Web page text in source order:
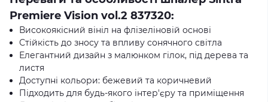
Premiere Vision vol.2 837320:
Високоякісний вініл на флізеліновій основі
Стійкість до зносу та впливу сонячного світла
Елегантний дизайн з малюнком гілок, під дерева та
листя
Доступні кольори: бежевий та коричневий
Підходить для будь-якого інтер'єру та приміщення